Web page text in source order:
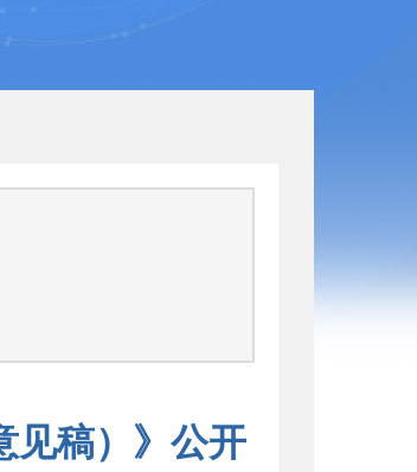
见稿）》公开